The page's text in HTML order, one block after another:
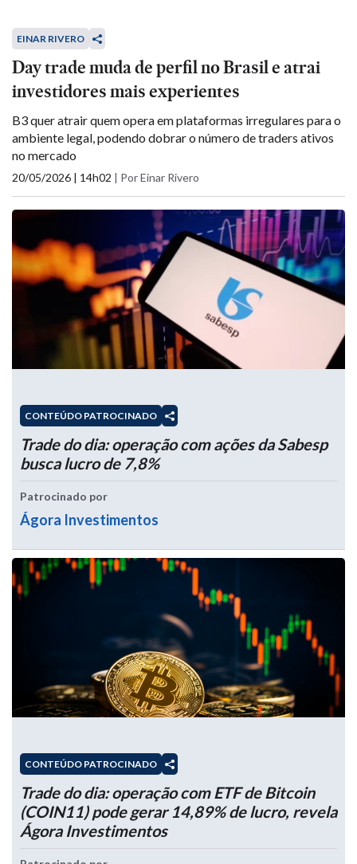
EINAR RIVERO
Day trade muda de perfil no Brasil e atrai
investidores mais experientes
B3 quer atrair quem opera em plataformas irregulares para o
ambiente legal, podendo dobrar o número de traders ativos
no mercado
20/05/2026 | 14h02 | Por Einar Rivero
CONTEÚDO PATROCINADO
Trade do dia: operação com ações da Sabesp
busca lucro de 7,8%
Patrocinado por
Ágora Investimentos
CONTEÚDO PATROCINADO
Trade do dia: operação com ETF de Bitcoin
(COIN11) pode gerar 14,89% de lucro, revela
Ágora Investimentos